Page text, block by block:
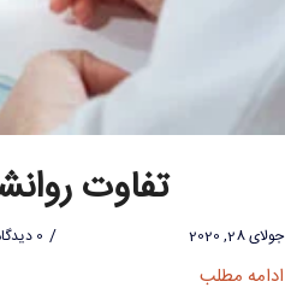
تفاوت
جولای 28, 2020 / 0 دیدگاه
ادامه مطلب